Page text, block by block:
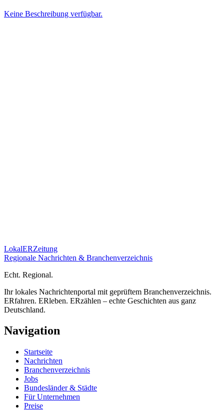
Keine Beschreibung verfügbar.
LokalERZeitung
Regionale Nachrichten & Branchenverzeichnis
Echt. Regional.
Ihr lokales Nachrichtenportal mit geprüftem Branchenverzeichnis.
ERfahren. ERleben. ERzählen – echte Geschichten aus ganz
Deutschland.
Navigation
Startseite
Nachrichten
Branchenverzeichnis
Jobs
Bundesländer & Städte
Für Unternehmen
Preise